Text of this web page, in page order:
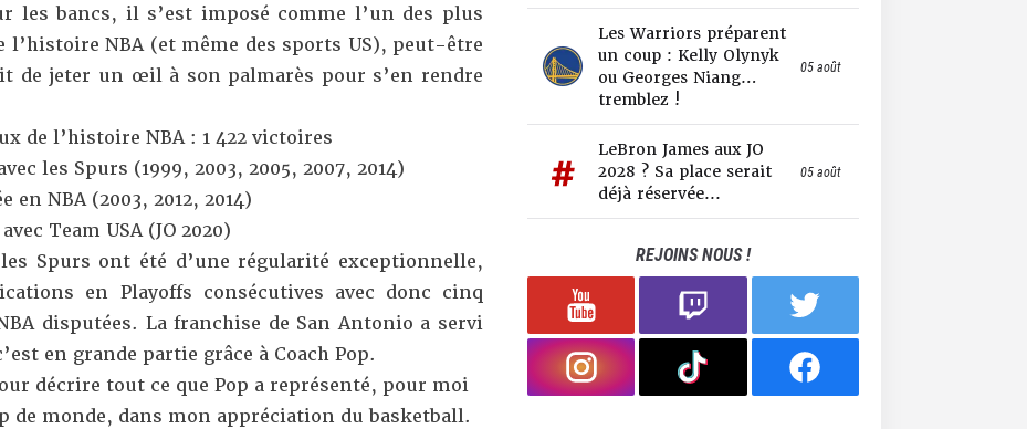
les bancs, il s’est imposé comme l’un des plus
l’histoire NBA (et même des sports US), peut-être
de jeter un œil à son palmarès pour s’en rendre
de l’histoire NBA : 1 422 victoires
les Spurs (1999, 2003, 2005, 2007, 2014)
en NBA (2003, 2012, 2014)
Team USA (JO 2020)
Spurs ont été d’une régularité exceptionnelle,
en Playoffs consécutives avec donc cinq
disputées. La franchise de San Antonio a servi
en grande partie grâce à Coach Pop.
décrire tout ce que Pop a représenté, pour moi
de monde, dans mon appréciation du basketball.
Les Warriors préparent
un coup : Kelly Olynyk
ou Georges Niang…
tremblez !
05 août
LeBron James aux JO
2028 ? Sa place serait
déjà réservée...
05 août
REJOINS NOUS !